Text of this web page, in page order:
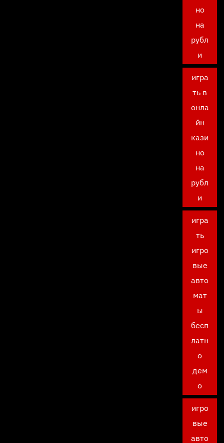
но
на
рубл
и
игра
ть в
онла
йн
кази
но
на
рубл
и
игра
ть
игро
вые
авто
мат
ы
бесп
латн
о
дем
о
игро
вые
авто